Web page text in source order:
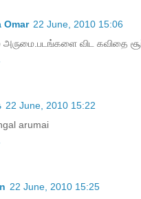
Omar 22 June, 2010 15:06
அருமை.படங்களை விட கவிதை
22 June, 2010 15:22
arumai
22 June, 2010 15:25